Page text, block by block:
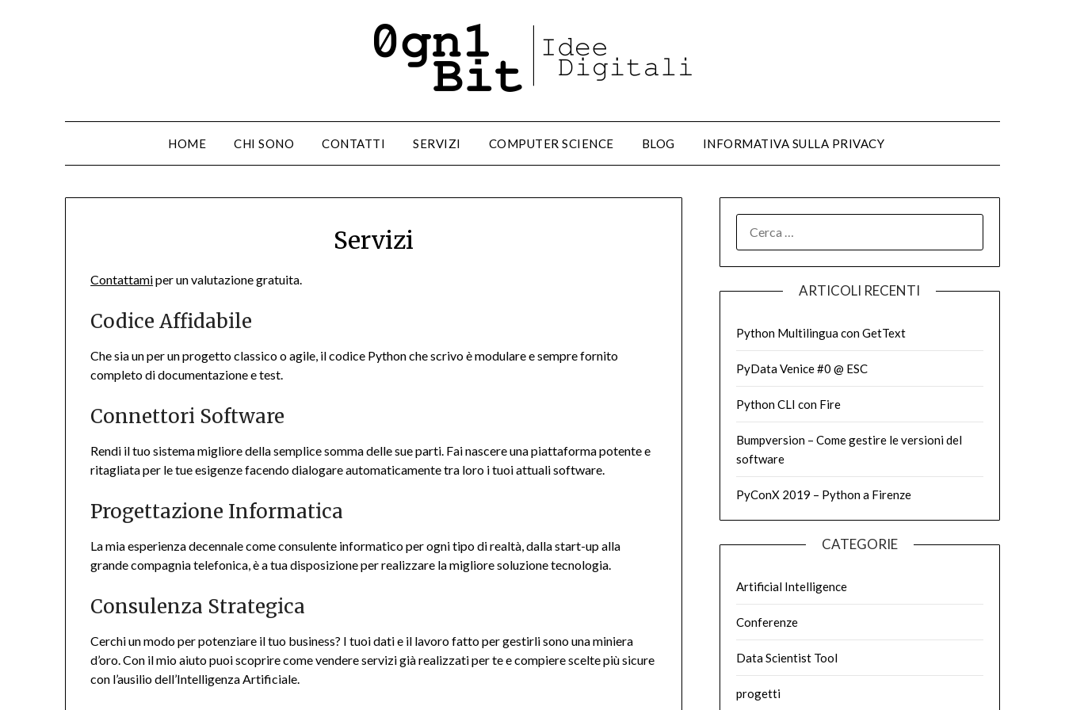
HOME CHI SONO CONTATTI SERVIZI COMPUTER SCIENCE BLOG INFORMATIVA SULLA PRIVACY
Servizi
Contattamiper un valutazione gratuita.
Codice Affidabile
Che sia un per un progetto classico o agile, il codice Python che scrivo è modulare e sempre fornito
completo di documentazione e test.
Connettori Software
Rendi il tuo sistema migliore della semplice somma delle sue parti. Fai nascere una piattaforma potente e
ritagliata per le tue esigenze facendo dialogare automaticamente tra loro i tuoi attuali software.
Progettazione Informatica
La mia esperienza decennale come consulente informatico per ogni tipo di realtà, dalla start-up alla
grande compagnia telefonica, è a tua disposizione per realizzare la migliore soluzione tecnologia.
Consulenza Strategica
Cerchi un modo per potenziare il tuo business? I tuoi dati e il lavoro fatto per gestirli sono una miniera
d’oro. Con il mio aiuto puoi scoprire come vendere servizi già realizzati per te e compiere scelte più sicure
con l’ausilio dell’Intelligenza Artificiale.
ARTICOLI RECENTI
Python Multilingua con GetText
PyData Venice #0 @ ESC
Python CLI con Fire
Bumpversion – Come gestire le versioni del
software
PyConX 2019 – Python a Firenze
CATEGORIE
Artificial Intelligence
Conferenze
Data Scientist Tool
progetti